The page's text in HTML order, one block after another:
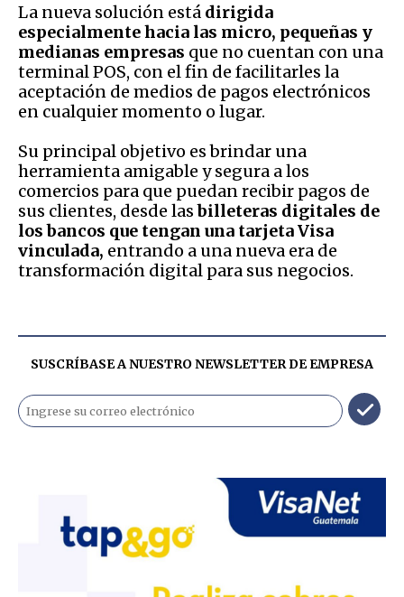
La nueva solución está dirigida
especialmente hacia las micro, pequeñas y
medianas empresas que no cuentan con una
terminal POS, con el fin de facilitarles la
aceptación de medios de pagos electrónicos
en cualquier momento o lugar.
Su principal objetivo es brindar una
herramienta amigable y segura a los
comercios para que puedan recibir pagos de
sus clientes, desde lasbilleteras digitales de
los bancos que tengan una tarjeta Visa
vinculada, entrando a una nueva era de
transformación digital para sus negocios.
SUSCRÍBASE A NUESTRO NEWSLETTER DEEMPRESA